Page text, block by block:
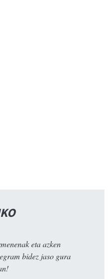
eta azken
bidez jaso gura